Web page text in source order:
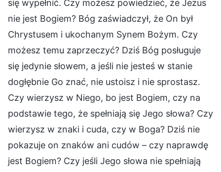
się wypełnić. Czy możesz powiedzieć, że Jezus
nie jest Bogiem? Bóg zaświadczył, że On był
Chrystusem i ukochanym Synem Bożym. Czy
możesz temu zaprzeczyć? Dziś Bóg posługuje
się jedynie słowem, a jeśli nie jesteś w stanie
dogłębnie Go znać, nie ustoisz i nie sprostasz.
Czy wierzysz w Niego, bo jest Bogiem, czy na
podstawie tego, że spełniają się Jego słowa? Czy
wierzysz w znaki i cuda, czy w Boga? Dziś nie
pokazuje on znaków ani cudów – czy naprawdę
jest Bogiem? Czy jeśli Jego słowa nie spełniają